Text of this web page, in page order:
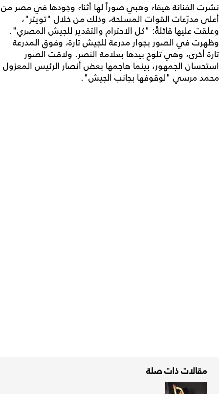
نشرت الفنانة هيفاء وهبي صوراً لها أثناء وجودها في مصر من
أعلى مدرّعات القوات المسلحة، وذلك من خلال "تويتر"،
وعلقت عليها قائلةً: "كل الاحترام والتقدير للجيش المصري".
وظهرت في الصور بجوار مدرعة للجيش تارة، وفوق المدرعة
تارة أخرى، وهي تلوح بيدها بعلامة النصر. ولاقت الصور
استحسان الجمهور، بينما هاجمها بعض أنصار الرئيس المعزول
محمد مرسي "لوقوفها بجانب الجيش".
مقالات ذات صلة